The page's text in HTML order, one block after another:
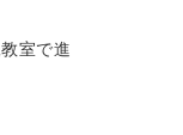
室で進